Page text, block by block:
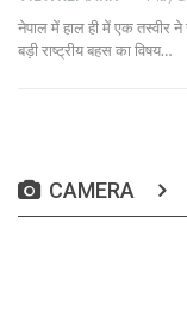
नेपाल में हाल ही में एक तस्वीर
बड़ी राष्ट्रीय बहस का विषय…
CAMERA